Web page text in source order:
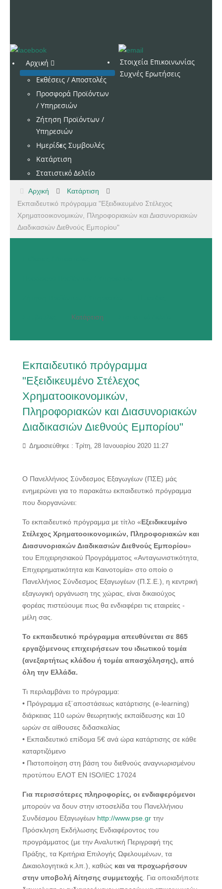
Αρχική
Εκθέσεις / Αποστολές
Προσφορά Προϊόντων
/ Υπηρεσιών
Ζήτηση Προϊόντων /
Υπηρεσιών
Ημερίδες Συμβουλές
Κατάρτιση
Στατιστικό Δελτίο
Στοιχεία Επικοινωνίας
Συχνές Ερωτήσεις
Αρχική
Κατάρτιση
Εκπαιδευτικό πρόγραμμα "Εξειδικευμένο Στέλεχος
Χρηματοοικονομικών, Πληροφοριακών και Διασυνοριακών
Διαδικασιών Διεθνούς Εμπορίου"
Κατάρτιση
Εκπαιδευτικό πρόγραμμα
"Εξειδικευμένο Στέλεχος
Χρηματοοικονομικών,
Πληροφοριακών και Διασυνοριακών
Διαδικασιών Διεθνούς Εμπορίου"
Δημοσιεύθηκε : Τρίτη, 28 Ιανουαρίου 2020 11:27
Ο Πανελλήνιος Σύνδεσμος Εξαγωγέων (ΠΣΕ) μάς
ενημερώνει για το παρακάτω εκπαιδευτικό πρόγραμμα
που διοργανώνει:
Το εκπαιδευτικό πρόγραμμα με τίτλο «Εξειδικευμένο
Στέλεχος Χρηματοοικονομικών, Πληροφοριακών και
Διασυνοριακών Διαδικασιών Διεθνούς Εμπορίου»
του Επιχειρησιακού Προγράμματος «Ανταγωνιστικότητα,
Επιχειρηματικότητα και Καινοτομία» στο οποίο ο
Πανελλήνιος Σύνδεσμος Εξαγωγέων (Π.Σ.Ε.), η κεντρική
εξαγωγική οργάνωση της χώρας, είναι δικαιούχος
φορέας πιστεύουμε πως θα ενδιαφέρει τις εταιρείες -
μέλη σας.
Το εκπαιδευτικό πρόγραμμα απευθύνεται σε 865
εργαζόμενους επιχειρήσεων του ιδιωτικού τομέα
(ανεξαρτήτως κλάδου ή τομέα απασχόλησης), από
όλη την Ελλάδα.
Τι περιλαμβάνει το πρόγραμμα:
• Πρόγραμμα εξ΄αποστάσεως κατάρτισης (e-learning)
διάρκειας 110 ωρών θεωρητικής εκπαίδευσης και 10
ωρών σε αίθουσες διδασκαλίας
• Εκπαιδευτικό επίδομα 5€ ανά ώρα κατάρτισης σε κάθε
καταρτιζόμενο
• Πιστοποίηση στη βάση του διεθνούς αναγνωρισμένου
προτύπου ΕΛΟΤ ΕΝ ISO/IEC 17024
Για περισσότερες πληροφορίες, οι ενδιαφερόμενοι
μπορούν να δουν στην ιστοσελίδα του Πανελλήνιου
Συνδέσμου Εξαγωγέων http://www.pse.gr την
Πρόσκληση Εκδήλωσης Ενδιαφέροντος του
προγράμματος (με την Αναλυτική Περιγραφή της
Πράξης, τα Κριτήρια Επιλογής Ωφελουμένων, τα
Δικαιολογητικά κ.λπ.), καθώς και να προχωρήσουν
στην υποβολή Αίτησης συμμετοχής . Για οποιαδήποτε